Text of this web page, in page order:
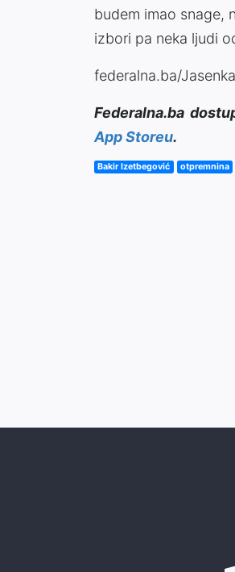
budem imao snage,
izbori pa neka ljudi
federalna.ba/
Federalna.ba
App Storeu.
Bakir Izetbegović otpremnina